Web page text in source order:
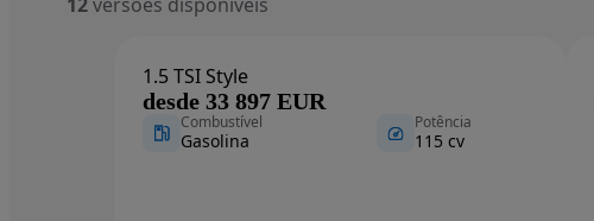
1.5 TSI Style
desde 33 897 EUR
Combustível
Gasolina
Potência
115 cv